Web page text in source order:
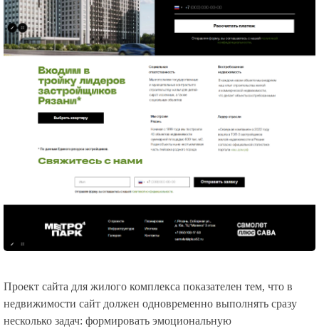
Проект сайта для жилого комплекса показателен тем, что в
недвижимости сайт должен одновременно выполнять сразу
несколько задач: формировать эмоциональную